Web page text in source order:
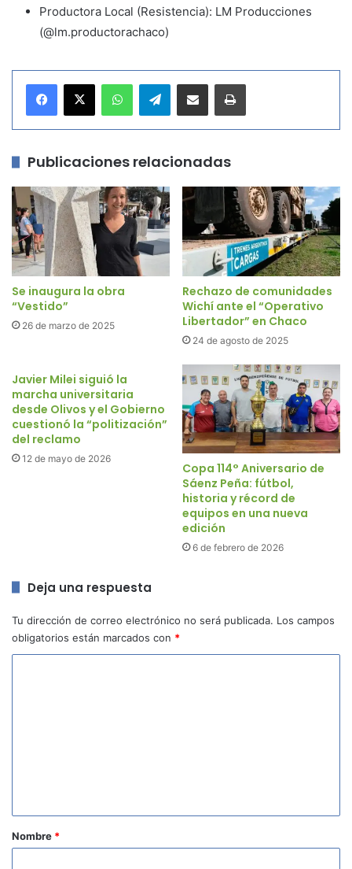
Productora Local (Resistencia): LM Producciones
(@lm.productorachaco)
Telegram
Publicaciones relacionadas
Se inaugura la obra
“Vestido”
26 de marzo de 2025
Rechazo de comunidades
Wichí ante el “Operativo
Libertador” en Chaco
24 de agosto de 2025
Javier Milei siguió la
marcha universitaria
desde Olivos y el Gobierno
cuestionó la “politización”
del reclamo
12 de mayo de 2026
Copa 114° Aniversario de
Sáenz Peña: fútbol,
historia y récord de
equipos en una nueva
edición
6 de febrero de 2026
Deja una respuesta
Tu dirección de correo electrónico no será publicada. Los campos
obligatorios están marcados con *
rNombre *